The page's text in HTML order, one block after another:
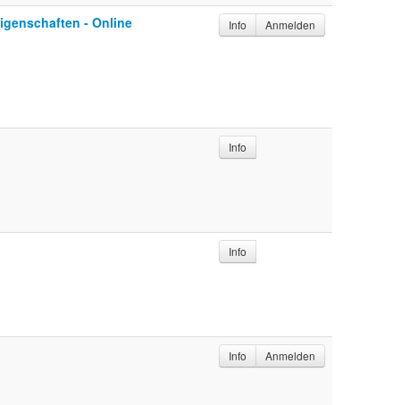
- Online
Info Anmelden
Info
Info
Info Anmelden